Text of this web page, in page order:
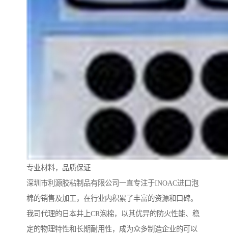
专业材料，品质保证
深圳市利源胶粘制品有限公司一直专注于INOAC进口泡
棉的销售及加工，在行业内积累了丰富的资源和口碑。
我司代理的日本井上CR泡棉，以其优异的防火性能、稳
定的物理特性和长期耐用性，成为众多制造企业的可以